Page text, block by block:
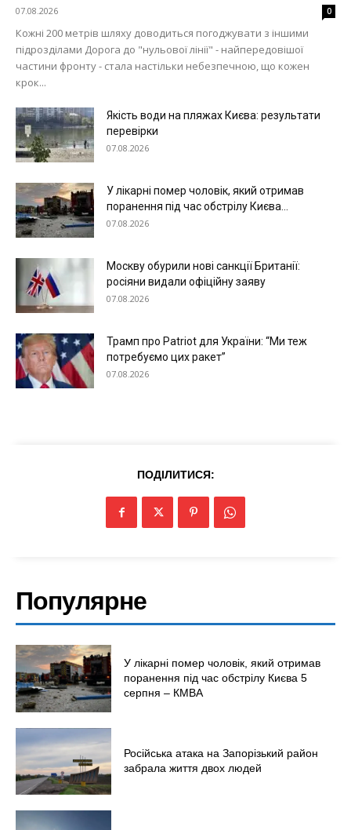
Меню
Київ
07.08.2026 0
Кожні 200 метрів шляху доводиться погоджувати з іншими
підрозділами Дорога до "нульової лінії" - найпередовішої
частини фронту - стала настільки небезпечною, що кожен
крок...
Якість води на пляжах Києва: результати
перевірки
07.08.2026
У лікарні помер чоловік, який отримав
поранення під час обстрілу Києва...
07.08.2026
Москву обурили нові санкції Британії:
росіяни видали офіційну заяву
07.08.2026
Трамп про Patriot для України: “Ми теж
потребуємо цих ракет”
07.08.2026
ПОДІЛИТИСЯ:
Популярне
У лікарні помер чоловік, який отримав
поранення під час обстрілу Києва 5
серпня – КМВА
Російська атака на Запорізький район
забрала життя двох людей